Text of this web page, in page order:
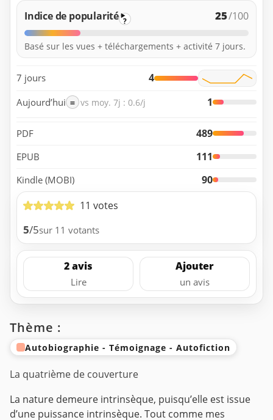
Indice de popularité ? 25/100
Basé sur les vues + téléchargements + activité 7 jours.
7 jours 4
Aujourd’hui = vs moy. 7j : 0.6/j 1
PDF 489
EPUB 111
Kindle (MOBI)
90
11 votes
5/5sur 11 votants
2 avis
Lire
Ajouter
un avis
Thème :
Autobiographie - Témoignage - Autofiction
La quatrième de couverture
La nature demeure intrinsèque, puisqu’elle est issue
d’une puissance intrinsèque. Tout comme mes